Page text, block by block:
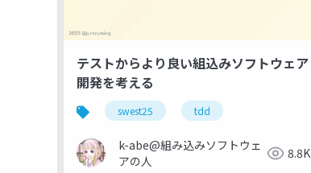
テストからより良い組込みソフトウェア
開発を考える
swest25 tdd
k-abe@組み込みソフトウェ
アの人
8.8K